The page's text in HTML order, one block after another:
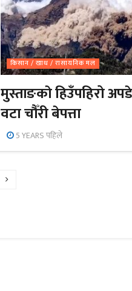
किसान / खाध / रासायनिक मल
मुस्ताङकाे हिउँपहिरो
वटा चौँरी बेपत्ता
5 YEARS पहिले